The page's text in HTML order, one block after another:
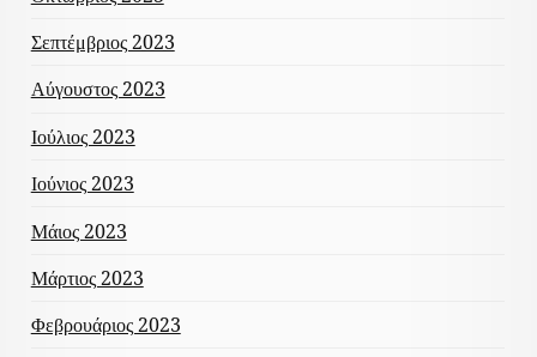
Σεπτέμβριος 2023
Αύγουστος 2023
Ιούλιος 2023
Ιούνιος 2023
Μάιος 2023
Μάρτιος 2023
Φεβρουάριος 2023